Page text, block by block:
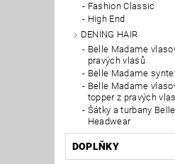
Fashion Classic
High End
DENING HAIR
Belle Madame
pravých vlasů
Belle Madame
Belle Madame
topper z pravých
Šátky a turbany
Headwear
DOPLŇKY